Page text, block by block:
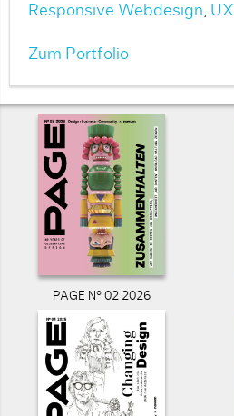
Responsive Webdesign,
Zum Portfolio
PAGE N° 02 2026